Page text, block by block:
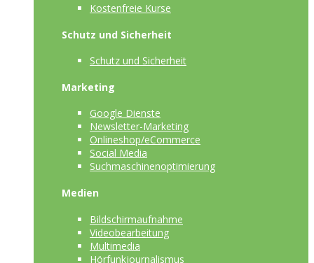
Kostenfreie Kurse
Schutz und Sicherheit
Schutz und Sicherheit
Marketing
Google Dienste
Newsletter-Marketing
Onlineshop/eCommerce
Social Media
Suchmaschinenoptimierung
Medien
Bildschirmaufnahme
Videobearbeitung
Multimedia
Hörfunkjournalismus